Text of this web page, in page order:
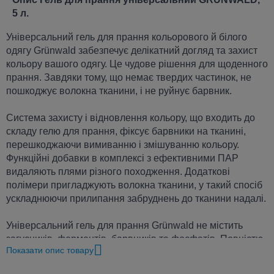
5 л.
Універсальний гель для прання кольорового й білого
одягу Grünwald забезпечує делікатний догляд та захист
кольору вашого одягу. Це чудове рішення для щоденного
прання. Завдяки тому, що немає твердих частинок, не
пошкоджує волокна тканини, і не руйнує барвник.
Система захисту і відновлення кольору, що входить до
складу гелю для прання, фіксує барвники на тканині,
перешкоджаючи вимиванню і змішуванню кольору.
Функційні добавки в комплексі з ефективними ПАР
видаляють плями різного походження. Додаткові
полімери пригладжують волокна тканини, у такий спосіб
ускладнюючи прилипання забруднень до тканини надалі.
Універсальний гель для прання Grünwald не містить
загусників, ферментів, барвників та фосфатів. Повністю
безпечний для шкірних покривів людини та природи.
Показати опис товару